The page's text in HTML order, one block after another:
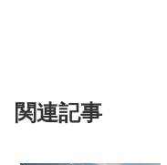
関連記事